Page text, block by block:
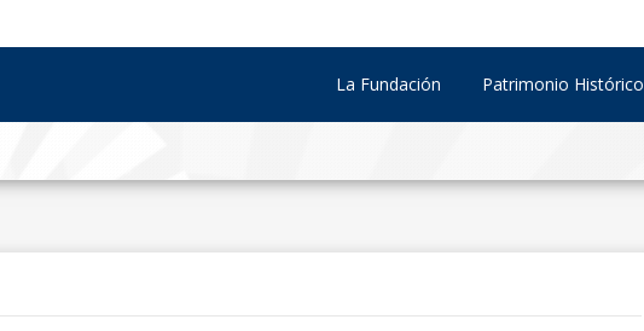
La Fundación Patrimonio Histórico